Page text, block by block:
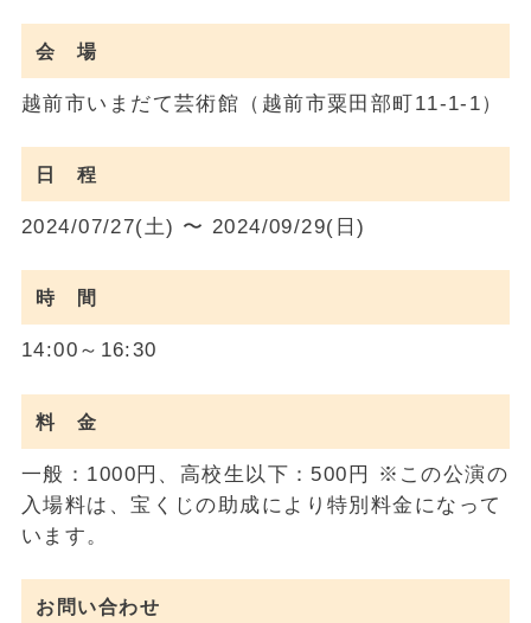
会 場
越前市いまだて芸術館（越前市粟田部町11-1-1）
日 程
2024/07/27(土) 〜 2024/09/29(日)
時 間
14:00～16:30
料 金
一般：1000円、高校生以下：500円 ※この公演の
入場料は、宝くじの助成により特別料金になって
います。
お問い合わせ